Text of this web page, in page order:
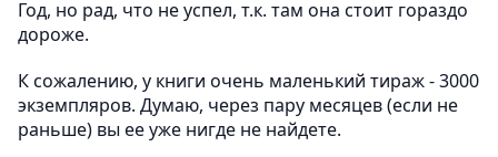
Год, но рад, что не успел, т.к. там она стоит гораздо
дороже.
К сожалению, у книги очень маленький тираж - 3000
экземпляров. Думаю, через пару месяцев (если не
раньше) вы ее уже нигде не найдете.